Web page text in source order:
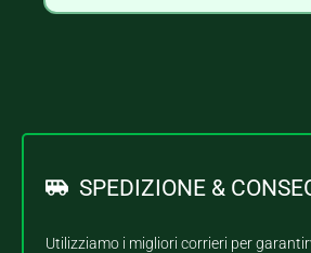
SPEDIZIONE &
Utilizziamo i migliori corrieri per